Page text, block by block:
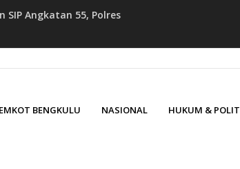
SIP Angkatan 55, Polres
Bagikan Bendera Merah Putih
Edukasi Kesehatan, Wujud
BENGKULU NASIONAL HUKUM &